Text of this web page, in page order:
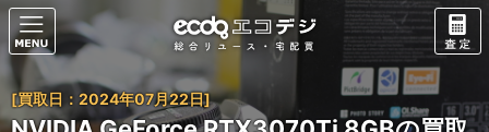
[買取日：2024年07月22日]